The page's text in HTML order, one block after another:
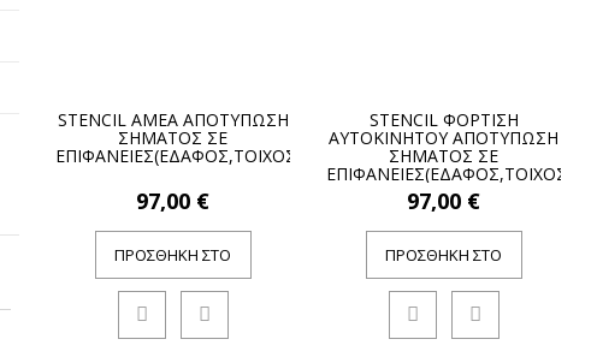
STENCIL ΑΜΕΑ ΑΠΟΤΥΠΩΣΗ
ΣΗΜΑΤΟΣ ΣΕ
ΕΠΙΦΑΝΕΙΕΣ(ΕΔΑΦΟΣ,ΤΟΙΧΟΣ)
97,00 €
ΠΡΟΣΘΉΚΗ ΣΤΟ
STENCIL ΦΟΡΤΙΣΗ
ΑΥΤΟΚΙΝΗΤΟΥ ΑΠΟΤΥΠΩΣΗ
ΣΗΜΑΤΟΣ ΣΕ
ΕΠΙΦΑΝΕΙΕΣ(ΕΔΑΦΟΣ,ΤΟΙΧΟΣ)
97,00 €
ΠΡΟΣΘΉΚΗ ΣΤΟ